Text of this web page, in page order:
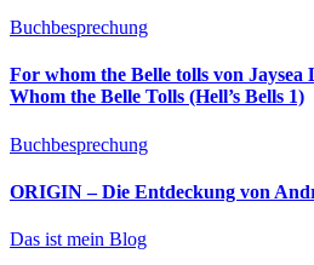
Buchbesprechung
For whom the Belle tolls von Jaysea Lyn,
Whom the Belle Tolls (Hell’s Bells 1)
Buchbesprechung
ORIGIN – Die Entdeckung von
Das ist mein Blog